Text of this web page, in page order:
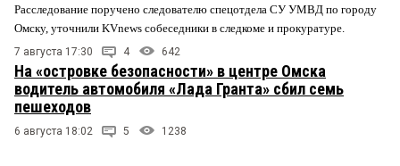
Расследование поручено следователю спецотдела СУ УМВД по городу
Омску, уточнили KVnews собеседники в следкоме и прокуратуре.
7 августа 17:30 4 642
На «островке безопасности» в центре Омска
водитель автомобиля «Лада Гранта» сбил семь
пешеходов
6 августа 18:02 5 1238